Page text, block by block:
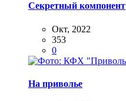
Секретный компонент
Окт, 2022
353
0
На приволье